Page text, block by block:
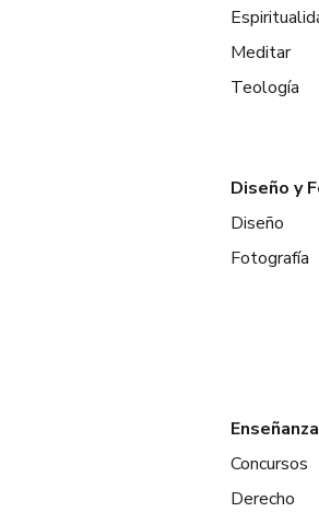
Meditar
Teología
Diseño y
Diseño
Fotografía
Concursos
Derecho